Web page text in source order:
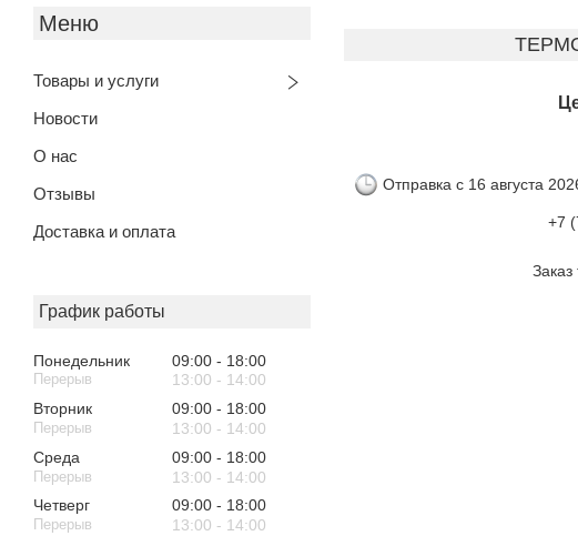
Товары и услуги
Новости
О нас
Отзывы
Доставка и оплата
График работы
Понедельник 09:00
18:00
13:00
14:00
Вторник
09:00
18:00
13:00
14:00
Среда
09:00
18:00
13:00
14:00
Четверг
09:00
18:00
13:00
14:00
Отправка с 16 августа
+7